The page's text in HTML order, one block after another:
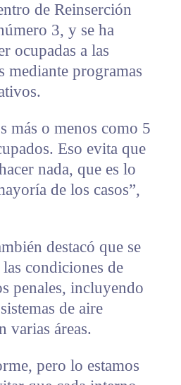
de Reinserción
3, y se ha
ocupadas a las
mediante programas
más o menos como 5
Eso evita que
nada, que es lo
de los casos”,
destacó que se
condiciones de
penales, incluyendo
de aire
varias áreas.
pero lo estamos